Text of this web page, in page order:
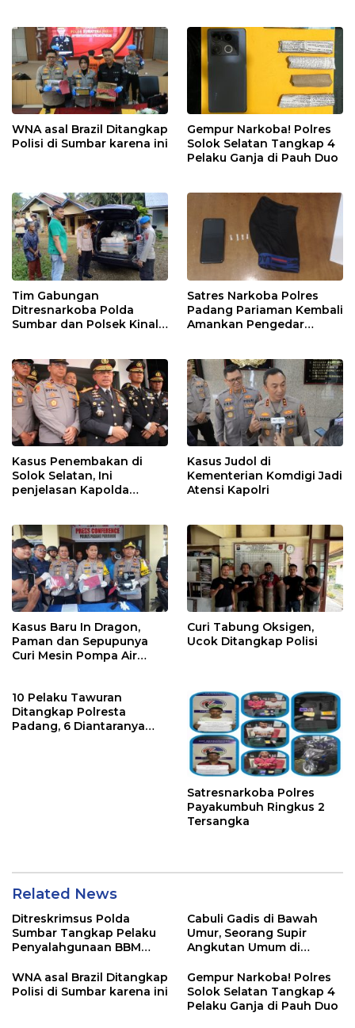
WNA asal Brazil Ditangkap
Polisi di Sumbar karena ini
Gempur Narkoba! Polres
Solok Selatan Tangkap 4
Pelaku Ganja di Pauh Duo
Tim Gabungan
Ditresnarkoba Polda
Sumbar dan Polsek Kinali
Satres Narkoba Polres
Padang Pariaman Kembali
Amankan Pengedar
Kasus Penembakan di
Solok Selatan, Ini
penjelasan Kapolda
Kasus Judol di
Kementerian Komdigi Jadi
Atensi Kapolri
Kasus Baru In Dragon,
Paman dan Sepupunya
Curi Mesin Pompa Air
Curi Tabung Oksigen,
Ucok Ditangkap Polisi
10 Pelaku Tawuran
Ditangkap Polresta
Padang, 6 Diantaranya
Satresnarkoba Polres
Payakumbuh Ringkus 2
Tersangka
Related News
Ditreskrimsus Polda
Sumbar Tangkap Pelaku
Penyalahgunaan BBM
Cabuli Gadis di Bawah
Umur, Seorang Supir
Angkutan Umum di
Padang Panjang
WNA asal Brazil Ditangkap
Polisi di Sumbar karena ini
Gempur Narkoba! Polres
Solok Selatan Tangkap 4
Pelaku Ganja di Pauh Duo